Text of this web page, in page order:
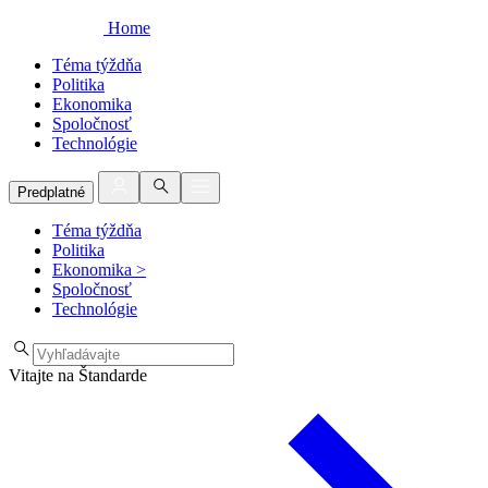
Home
Téma týždňa
Politika
Ekonomika
Spoločnosť
Technológie
Predplatné
Téma týždňa
Politika
Ekonomika >
Spoločnosť
Technológie
Vitajte na Štandarde